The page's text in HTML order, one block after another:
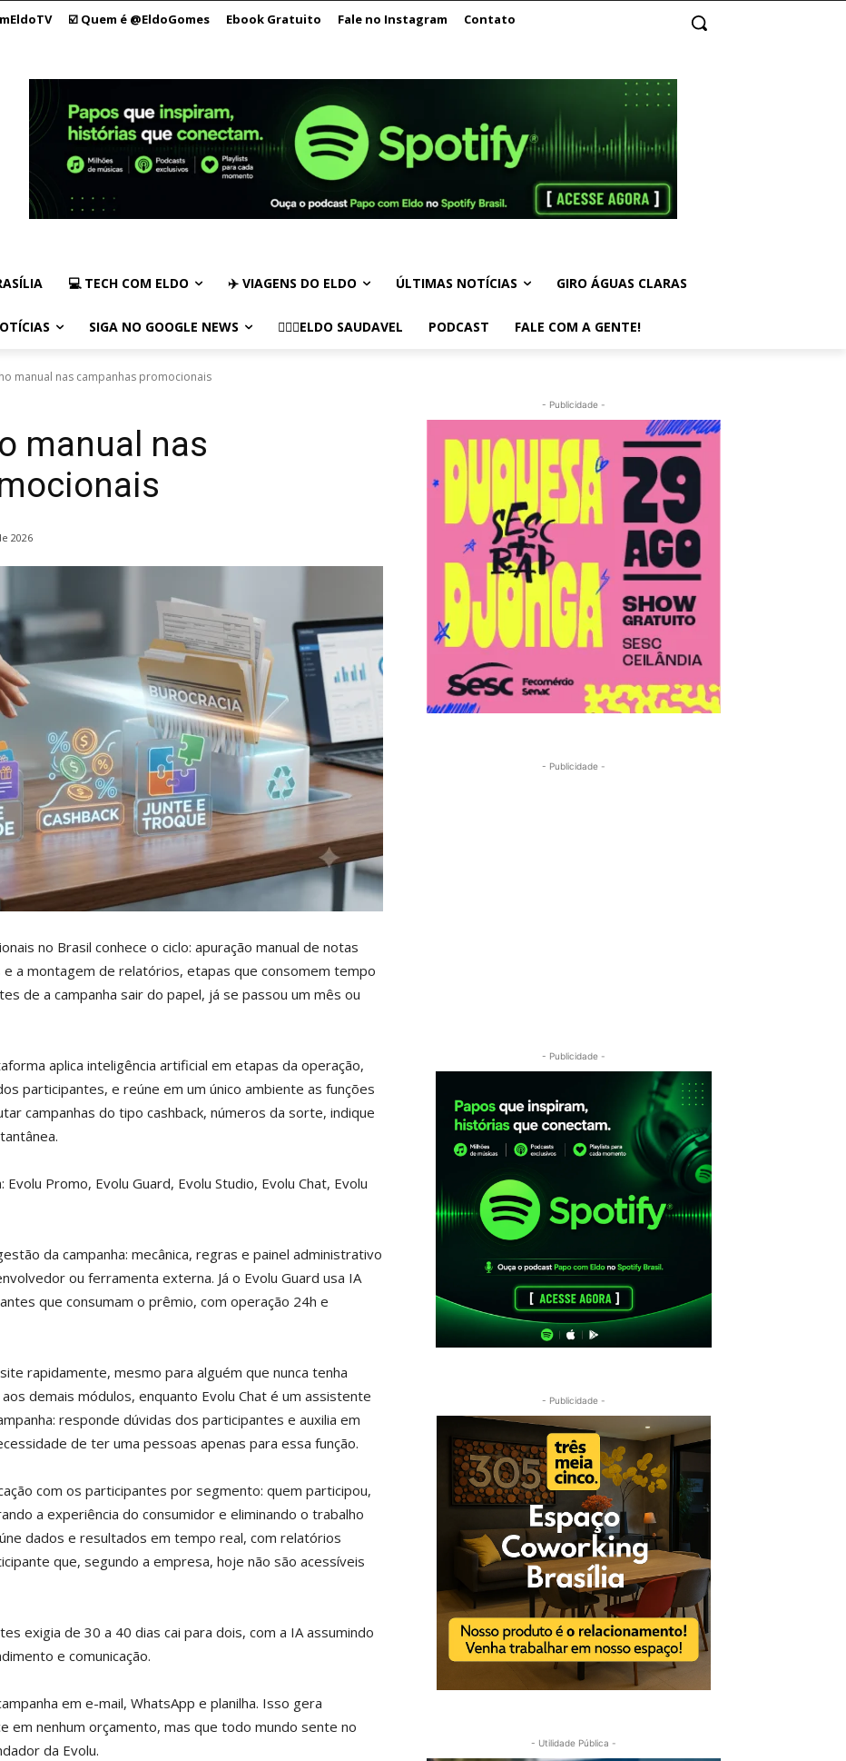
☑️ Quem é @EldoGomes Ebook Gratuito Fale no Instagram Contato
💻 TECH COM ELDO ✈️ VIAGENS DO ELDO ÚLTIMAS NOTÍCIAS GIRO ÁGUAS CLARAS
SIGA NO GOOGLE NEWS 🏃🏻‍♂️ELDO SAUDAVEL PODCAST FALE COM A GENTE!
manual nas campanhas promocionais
manual nas
2026
no Brasil conhece o ciclo: apuração manual de notas
a montagem de relatórios, etapas que consomem tempo
de a campanha sair do papel, já se passou um mês ou
aplica inteligência artificial em etapas da operação,
participantes, e reúne em um único ambiente as funções
campanhas do tipo cashback, números da sorte, indique
Promo, Evolu Guard, Evolu Studio, Evolu Chat, Evolu
da campanha: mecânica, regras e painel administrativo
ou ferramenta externa. Já o Evolu Guard usa IA
que consumam o prêmio, com operação 24h e
rapidamente, mesmo para alguém que nunca tenha
demais módulos, enquanto Evolu Chat é um assistente
responde dúvidas dos participantes e auxilia em
de ter uma pessoas apenas para essa função.
com os participantes por segmento: quem participou,
a experiência do consumidor e eliminando o trabalho
dados e resultados em tempo real, com relatórios
que, segundo a empresa, hoje não são acessíveis
exigia de 30 a 40 dias cai para dois, com a IA assumindo
e comunicação.
em e-mail, WhatsApp e planilha. Isso gera
em nenhum orçamento, mas que todo mundo sente no
da Evolu.
- Publicidade -
- Publicidade -
- Publicidade -
- Publicidade -
- Utilidade Pública -